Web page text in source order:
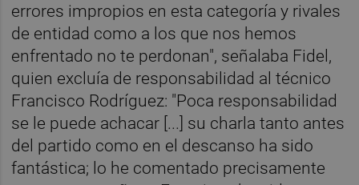
errores impropios en esta categoría y rivales
de entidad como a los que nos hemos
enfrentado no te perdonan", señalaba Fidel,
quien excluía de responsabilidad al técnico
Francisco Rodríguez: "Poca responsabilidad
se le puede achacar [...] su charla tanto antes
del partido como en el descanso ha sido
fantástica; lo he comentado precisamente